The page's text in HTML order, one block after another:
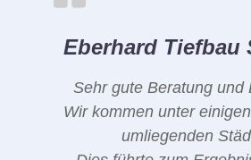
Eberhard Tiefbau
Sehr gute Beratung und
Wir kommen unter
umliegenden